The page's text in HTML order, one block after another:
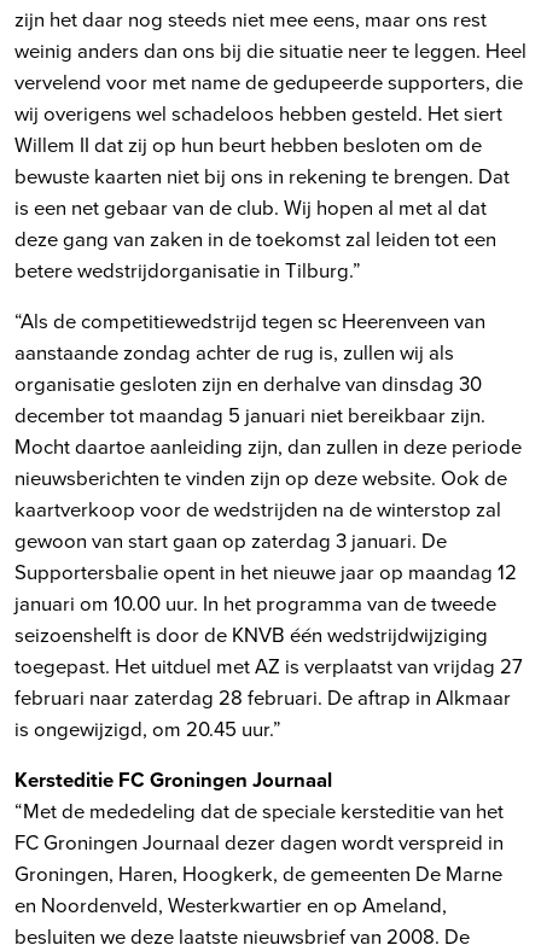
zijn het daar nog steeds niet mee eens, maar ons rest
weinig anders dan ons bij die situatie neer te leggen. Heel
vervelend voor met name de gedupeerde supporters, die
wij overigens wel schadeloos hebben gesteld. Het siert
Willem II dat zij op hun beurt hebben besloten om de
bewuste kaarten niet bij ons in rekening te brengen. Dat
is een net gebaar van de club. Wij hopen al met al dat
deze gang van zaken in de toekomst zal leiden tot een
betere wedstrijdorganisatie in Tilburg.”
“Als de competitiewedstrijd tegen sc Heerenveen van
aanstaande zondag achter de rug is, zullen wij als
organisatie gesloten zijn en derhalve van dinsdag 30
december tot maandag 5 januari niet bereikbaar zijn.
Mocht daartoe aanleiding zijn, dan zullen in deze periode
nieuwsberichten te vinden zijn op deze website. Ook de
kaartverkoop voor de wedstrijden na de winterstop zal
gewoon van start gaan op zaterdag 3 januari. De
Supportersbalie opent in het nieuwe jaar op maandag 12
januari om 10.00 uur. In het programma van de tweede
seizoenshelft is door de KNVB één wedstrijdwijziging
toegepast. Het uitduel met AZ is verplaatst van vrijdag 27
februari naar zaterdag 28 februari. De aftrap in Alkmaar
is ongewijzigd, om 20.45 uur.”
Kersteditie FC Groningen Journaal
“Met de mededeling dat de speciale kersteditie van het
FC Groningen Journaal dezer dagen wordt verspreid in
Groningen, Haren, Hoogkerk, de gemeenten De Marne
en Noordenveld, Westerkwartier en op Ameland,
besluiten we deze laatste nieuwsbrief van 2008. De